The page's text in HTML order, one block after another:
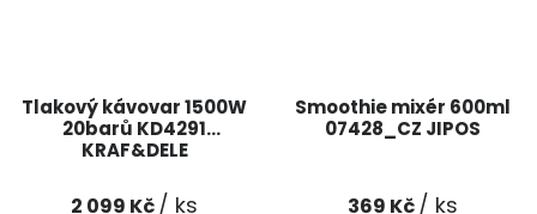
Tlakový kávovar 1500W
20barů KD4291
KRAF&DELE
2 099 Kč/ ks
Smoothie mixér 600ml
07428_CZ JIPOS
369 Kč/ ks